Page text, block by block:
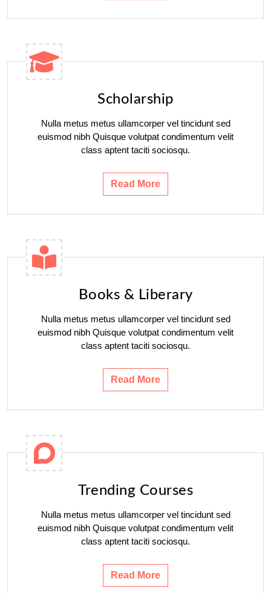
Scholarship
Nulla metus metus ullamcorper vel tincidunt sed
euismod nibh Quisque volutpat condimentum velit
class aptent taciti sociosqu.
Read More
Books & Liberary
Nulla metus metus ullamcorper vel tincidunt sed
euismod nibh Quisque volutpat condimentum velit
class aptent taciti sociosqu.
Read More
Trending Courses
Nulla metus metus ullamcorper vel tincidunt sed
euismod nibh Quisque volutpat condimentum velit
class aptent taciti sociosqu.
Read More